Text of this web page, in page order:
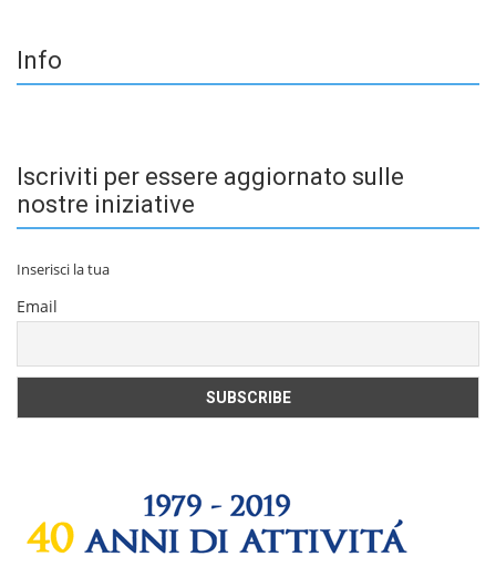
Info
Iscriviti per essere aggiornato sulle
nostre iniziative
Inserisci la tua
Email